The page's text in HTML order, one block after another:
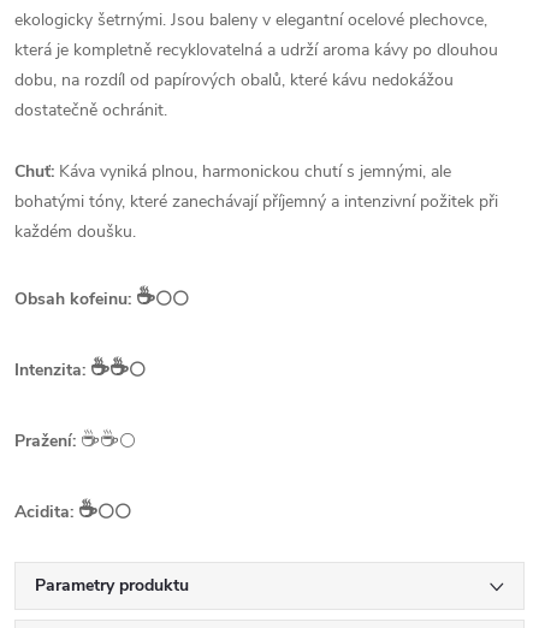
ekologicky šetrnými. Jsou baleny v elegantní ocelové plechovce,
která je kompletně recyklovatelná a udrží aroma kávy po dlouhou
dobu, na rozdíl od papírových obalů, které kávu nedokážou
dostatečně ochránit.
Chuť: Káva vyniká plnou, harmonickou chutí s jemnými, ale
bohatými tóny, které zanechávají příjemný a intenzivní požitek při
každém doušku.
Obsah kofeinu: ☕️⚪⚪
Intenzita: ☕️☕️⚪
Pražení: ☕️☕️⚪
Acidita: ☕️⚪⚪
Parametry produktu